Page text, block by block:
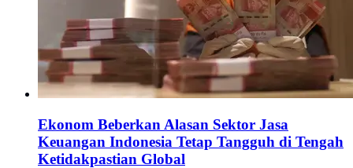
Ekonom Beberkan Alasan Sektor Jasa
Keuangan Indonesia Tetap Tangguh di Tengah
Ketidakpastian Global